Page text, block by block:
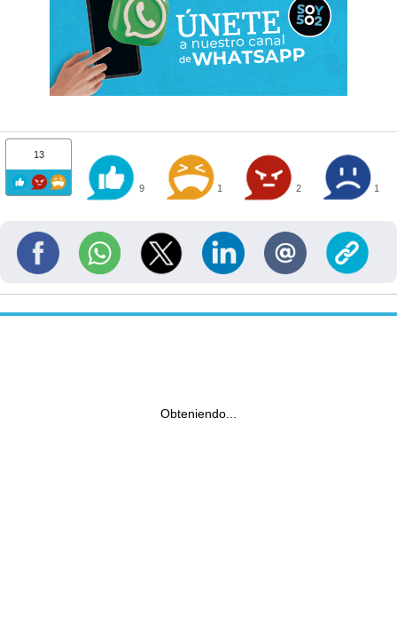
13
9 1 2 1
Obteniendo...